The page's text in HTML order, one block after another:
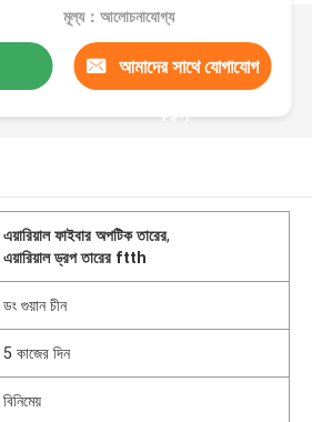
মূল্য：আলোচনাযোগ্য
আমাদের সাথে যোগাযোগ
করুন
এয়ারিয়াল ফাইবার অপটিক তারের,
এয়ারিয়াল ড্রপ তারের ftth
ডং গুয়ান চীন
5 কাজের দিন
বিনিমেয়